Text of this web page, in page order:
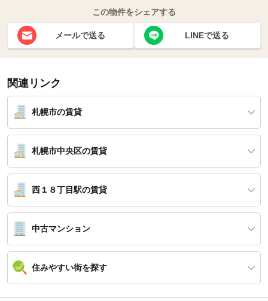
この物件をシェアする
メールで送る LINEで送る
関連リンク
札幌市の賃貸
札幌市中央区の賃貸
西１８丁目駅の賃貸
中古マンション
住みやすい街を探す